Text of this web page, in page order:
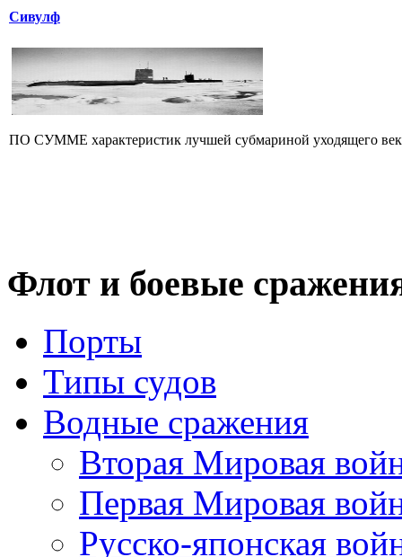
Сивулф
ПО СУММЕ характеристик лучшей субмариной уходящего
Флот и боевые
Порты
Типы судов
Водные сражения
Вторая Мировая
Первая Мировая
Русско-японская